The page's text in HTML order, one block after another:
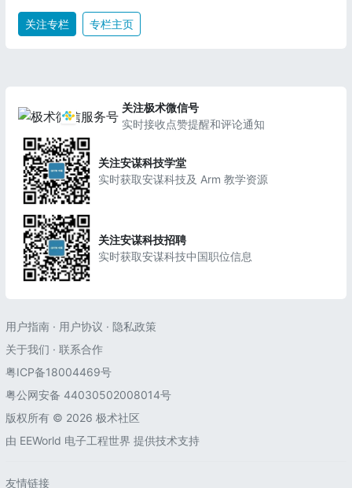
关注专栏 专栏主页
关注极术微信号
实时接收点赞提醒和评论通知
关注安谋科技学堂
实时获取安谋科技及 Arm 教学资源
关注安谋科技招聘
实时获取安谋科技中国职位信息
用户指南 · 用户协议 · 隐私政策
关于我们 · 联系合作
粤ICP备18004469号
粤公网安备 44030502008014号
版权所有 © 2026 极术社区
由 EEWorld 电子工程世界 提供技术支持
友情链接